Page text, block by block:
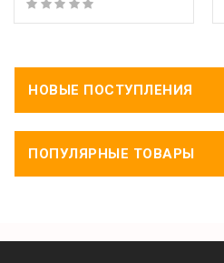
НОВЫЕ ПОСТУПЛЕНИЯ
ПОПУЛЯРНЫЕ ТОВАРЫ